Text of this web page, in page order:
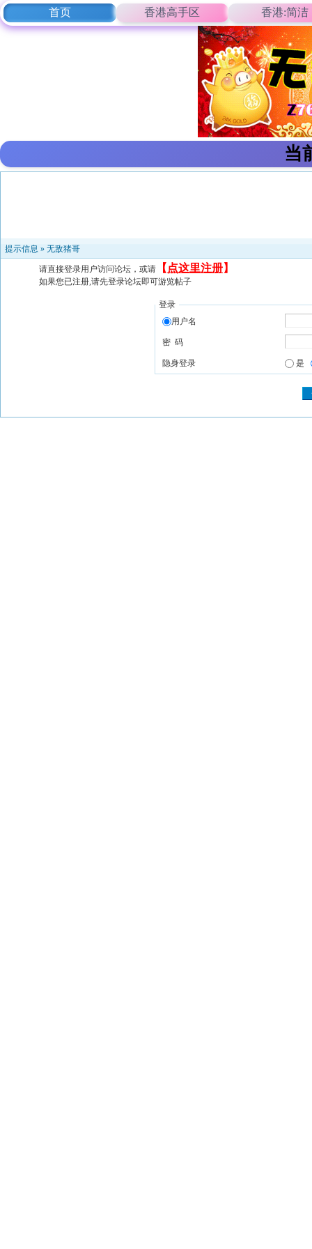
首页 香港高手区 香港:简洁
当
提示信息 » 无敌猪哥
请直接登录用户访问论坛，或请 【 点这里注册】
如果您已注册,请先登录论坛即可游览帖子
登录
用户名
密 码
隐身登录 是